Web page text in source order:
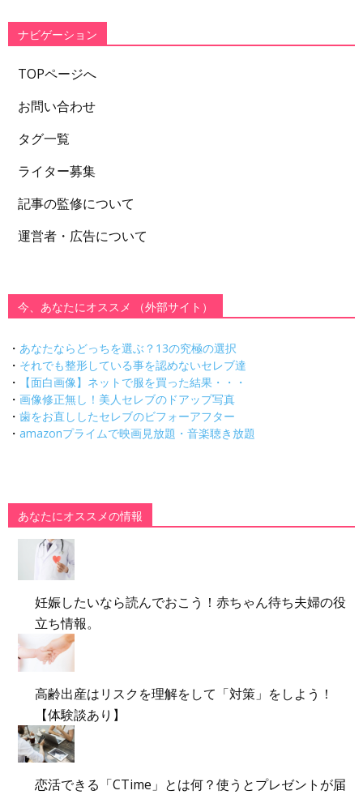
ー
ナビゲーション
TOPページへ
お問い合わせ
タグ一覧
ライター募集
記事の監修について
運営者・広告について
今、あなたにオススメ （外部サイト）
・ あなたならどっちを選ぶ？13の究極の選択
・ それでも整形している事を認めないセレブ達
・
【面白画像】ネットで服を買った結果・・・
・ 画像修正無し！美人セレブのドアップ写真
・ 歯をお直ししたセレブのビフォーアフター
・ amazonプライムで映画見放題・音楽聴き放題
あなたにオススメの情報
妊娠したいなら読んでおこう！赤ちゃん待ち夫婦の役
立ち情報。
高齢出産はリスクを理解をして「対策」をしよう！
【体験談あり】
恋活できる「CTime」とは何？使うとプレゼントが届